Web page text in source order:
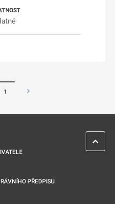
1
PŘEDPISU